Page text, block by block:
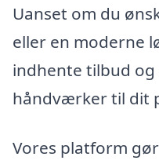
Uanset om du
eller en moderne
indhente tilbud
håndværker til dit
Vores platform